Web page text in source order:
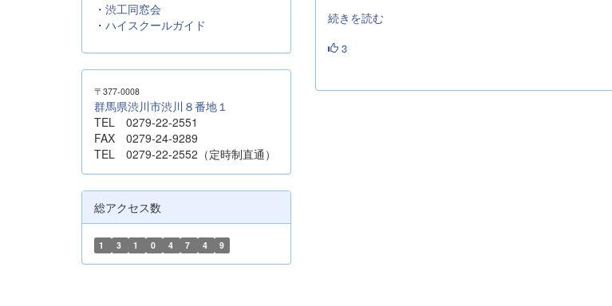
続きを読む
3
・ 渋工同窓会
・ ハイスクールガイド
〒377-0008
群馬県渋川市渋川８番地１
TEL 0279-22-2551
FAX 0279-24-9289
TEL 0279-22-2552（定時制直通）
総アクセス数
1 3 1 0 4 7 4 9